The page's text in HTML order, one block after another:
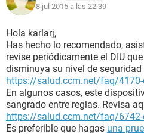
8 jul 2015 a las 22:39
Hola karlarj,
Has hecho lo recomendado,
revise periódicamente el DIU
disminuya su nivel de
https://salud.ccm.net/faq/4170-
En algunos casos, este
sangrado entre reglas. Revisa
https://salud.ccm.net/faq/6742-
Es preferible que hagas una